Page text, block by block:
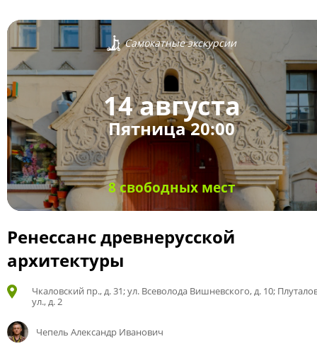
Самокатные экскурсии
14 августа
Пятница 20:00
8 свободных мест
Ренессанс древнерусской
архитектуры
Чкаловский пр., д. 31; ул. Всеволода Вишневского, д. 10;
ул., д. 2
Чепель Александр Иванович